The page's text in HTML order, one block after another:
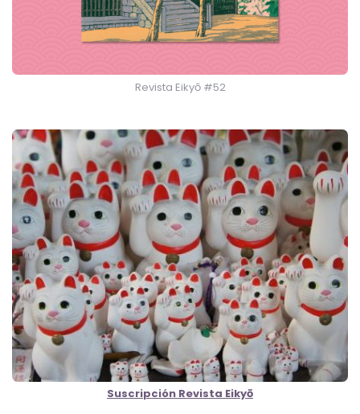
Revista Eikyō #52
Suscripción Revista Eikyō